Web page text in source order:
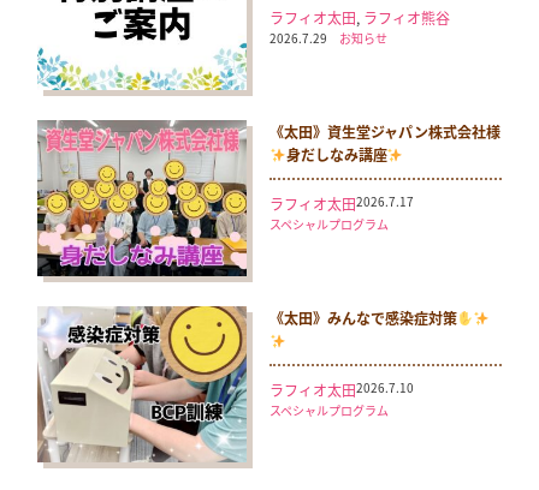
ラフィオ太田, ラフィオ熊谷
2026.7.29 お知らせ
《太田》資生堂ジャパン株式会社様
身だしなみ講座
ラフィオ太田2026.7.17
スペシャルプログラム
《太田》みんなで感染症対策
ラフィオ太田2026.7.10
スペシャルプログラム